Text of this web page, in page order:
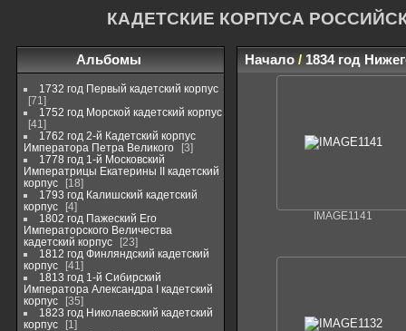
КАДЕТСКИЕ КОРПУСА
Альбомы
1732 год Первый кадетский корпус
71
1752 год Морской кадетский корпус
41
1762 год 2-й Кадетский корпус
Императора Петра Великого
3
1778 год 1-й Московский
Императрицы Екатерины II кадетский
корпус
18
1793 год Калишский кадетский
корпус
4
1802 год Пажеский Его
Императорского Величества
кадетский корпус
23
1812 год Финляндский кадетский
корпус
41
1813 год 1-й Сибирский
Императора Александра I кадетский
корпус
35
1823 год Николаевский кадетский
корпус
1
Начало/ 1834 год
IMAGE1141